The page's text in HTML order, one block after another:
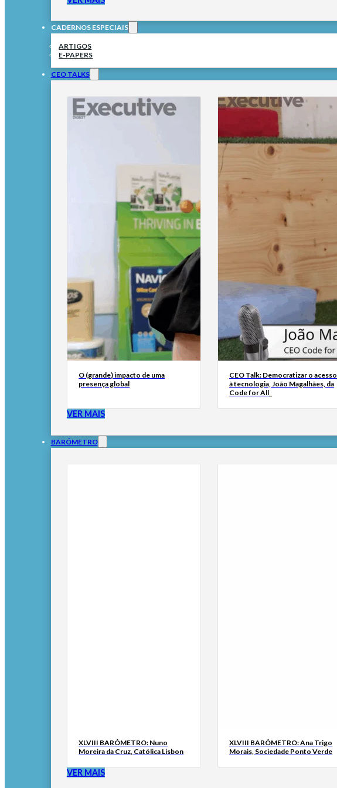
CADERNOS ESPECIAIS
ARTIGOS
E-PAPERS
CEO TALKS
O (grande) impacto de uma
presença global
CEO Talk: Democratizar o acesso
à tecnologia, João Magalhães, da
Code for All_
VER MAIS
BARÓMETRO
XLVIII BARÓMETRO: Nuno
Moreira da Cruz, Católica Lisbon
XLVIII BARÓMETRO: Ana Trigo
Morais, Sociedade Ponto Verde
VER MAIS